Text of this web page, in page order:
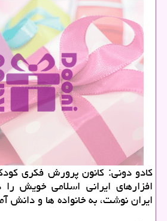
كادو دونی: كانون پرورش فكری
افزارهای ایرانی اسلامی خویش
ایران نوشت، به خانواده ها و دانش